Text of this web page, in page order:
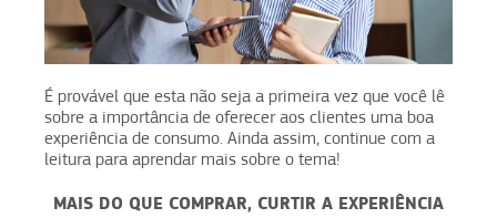
É provável que esta não seja a primeira vez que você lê
sobre a importância de oferecer aos clientes uma boa
experiência de consumo. Ainda assim, continue com a
leitura para aprendar mais sobre o tema!
MAIS DO QUE COMPRAR, CURTIR A EXPERIÊNCIA